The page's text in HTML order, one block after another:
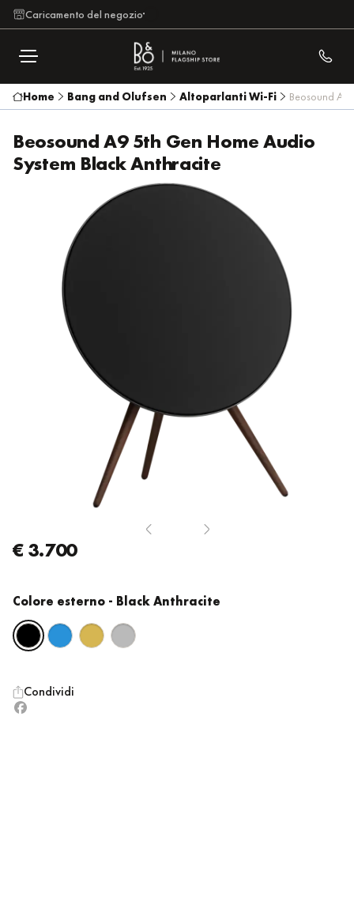
Caricamento del negozio
Home Bang and Olufsen Altoparlanti Wi-Fi Beosound A9
Beosound A9 5th Gen Home Audio
System Black Anthracite
€ 3.700
Colore esterno - Black Anthracite
Condividi